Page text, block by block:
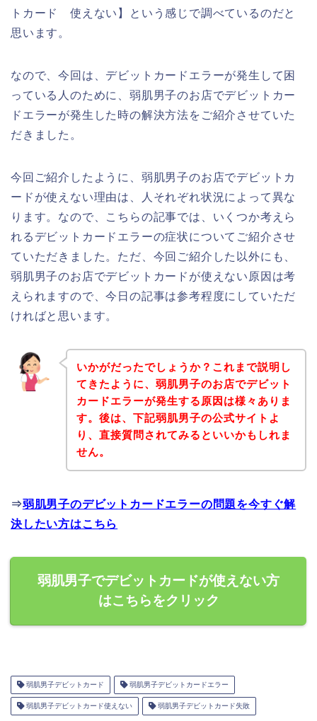
トカード 使えない】という感じで調べているのだと
思います。
なので、今回は、デビットカードエラーが発生して困
っている人のために、弱肌男子のお店でデビットカー
ドエラーが発生した時の解決方法をご紹介させていた
だきました。
今回ご紹介したように、弱肌男子のお店でデビットカ
ードが使えない理由は、人それぞれ状況によって異な
ります。なので、こちらの記事では、いくつか考えら
れるデビットカードエラーの症状についてご紹介させ
ていただきました。ただ、今回ご紹介した以外にも、
弱肌男子のお店でデビットカードが使えない原因は考
えられますので、今日の記事は参考程度にしていただ
ければと思います。
いかがだったでしょうか？これまで説明し
てきたように、弱肌男子のお店でデビット
カードエラーが発生する原因は様々ありま
す。後は、下記弱肌男子の公式サイトよ
り、直接質問されてみるといいかもしれま
せん。
⇒弱肌男子のデビットカードエラーの問題を今すぐ解
決したい方はこちら
弱肌男子でデビットカードが使えない方
はこちらをクリック
弱肌男子デビットカード 弱肌男子デビットカードエラー
弱肌男子デビットカード使えない 弱肌男子デビットカード失敗